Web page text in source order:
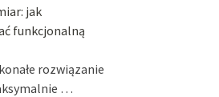
jak
funkcjonalną
rozwiązanie
…